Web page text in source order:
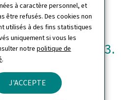
à caractère personnel, et
être refusés. Des cookies non
utilisés à des fins statistiques
uniquement si vous les
notrepolitique de
.
J'ACCEPTE
am 13.